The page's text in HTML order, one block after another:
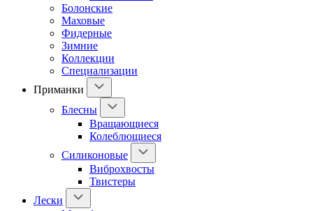
Болонские
Маховые
Фидерные
Зимние
Коллекции
Специализации
Приманки
Блесны
Вращающиеся
Колеблющиеся
Силиконовые
Виброхвосты
Твистеры
Лески